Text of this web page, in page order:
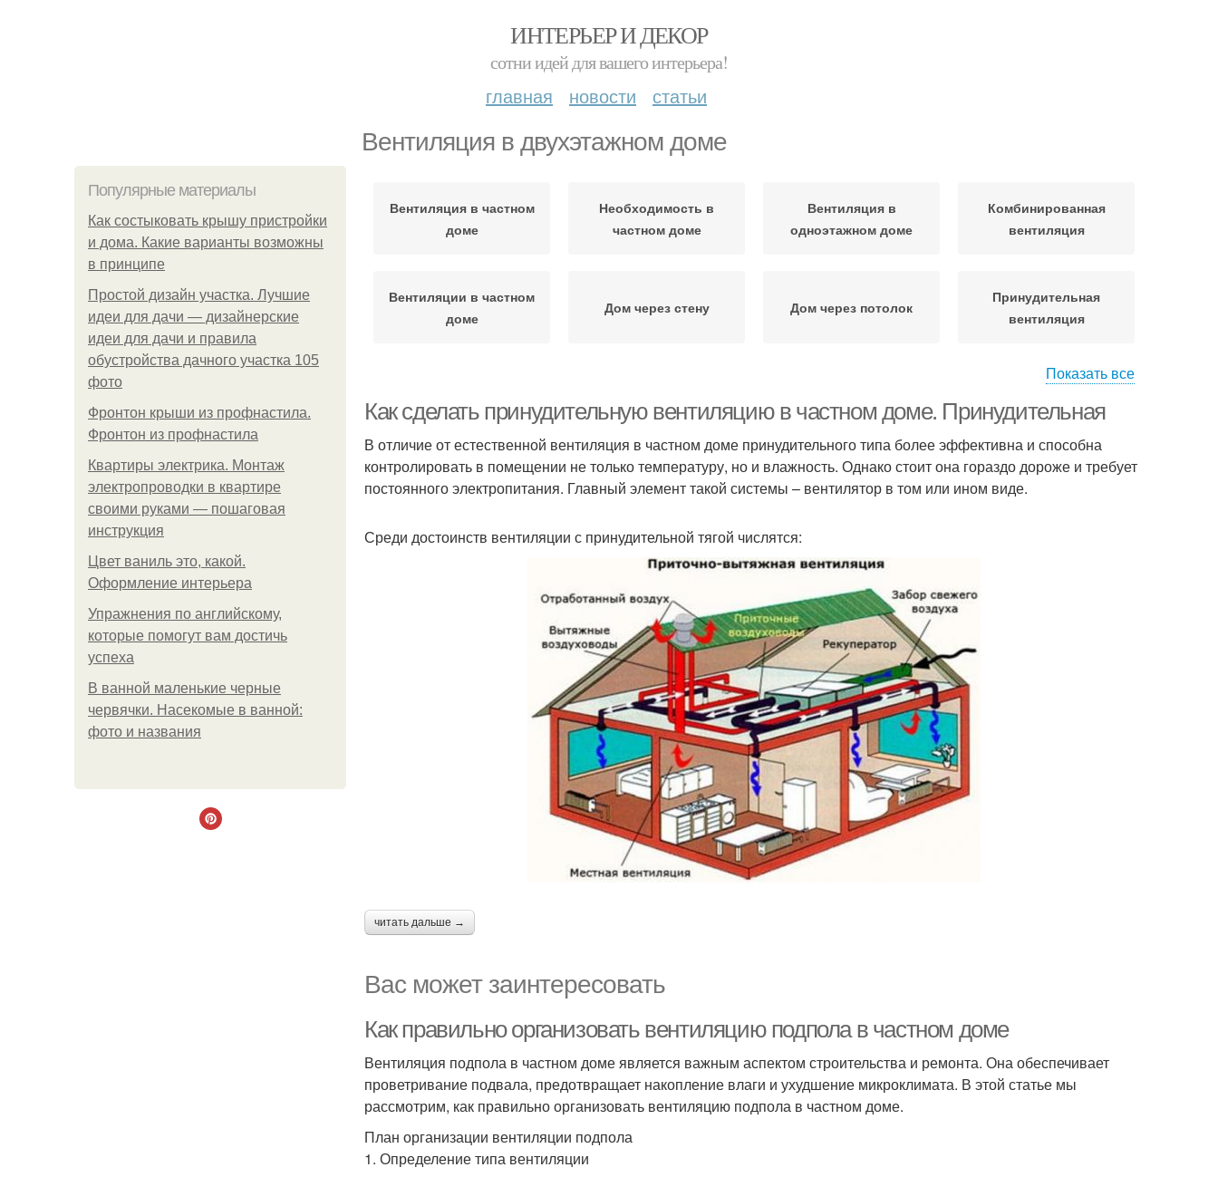
ИНТЕРЬЕР И ДЕКОР
сотни идей для вашего интерьера!
главная новости статьи
Вентиляция в двухэтажном доме
Популярные материалы
Как состыковать крышу пристройки
и дома. Какие варианты возможны
в принципе
Простой дизайн участка. Лучшие
идеи для дачи — дизайнерские
идеи для дачи и правила
обустройства дачного участка 105
фото
Фронтон крыши из профнастила.
Фронтон из профнастила
Квартиры электрика. Монтаж
электропроводки в квартире
своими руками — пошаговая
инструкция
Цвет ваниль это, какой.
Оформление интерьера
Упражнения по английскому,
которые помогут вам достичь
успеха
В ванной маленькие черные
червячки. Насекомые в ванной:
фото и названия
Вентиляция в частном
доме
Необходимость в
частном доме
Вентиляция в
одноэтажном доме
Комбинированная
вентиляция
Вентиляции в частном
доме
Дом через стену Дом через потолок
Принудительная
вентиляция
Показать все
Как сделать принудительную вентиляцию в частном доме. Принудительная
В отличие от естественной вентиляция в частном доме принудительного типа более эффективна и способна
контролировать в помещении не только температуру, но и влажность. Однако стоит она гораздо дороже и требует
постоянного электропитания. Главный элемент такой системы – вентилятор в том или ином виде.
Среди достоинств вентиляции с принудительной тягой числятся:
читать дальше →
Вас может заинтересовать
Как правильно организовать вентиляцию подпола в частном доме
Вентиляция подпола в частном доме является важным аспектом строительства и ремонта. Она обеспечивает
проветривание подвала, предотвращает накопление влаги и ухудшение микроклимата. В этой статье мы
рассмотрим, как правильно организовать вентиляцию подпола в частном доме.
План организации вентиляции подпола
1. Определение типа вентиляции